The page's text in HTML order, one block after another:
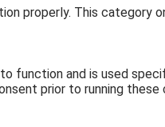
properly. This
function and is used
prior to running these